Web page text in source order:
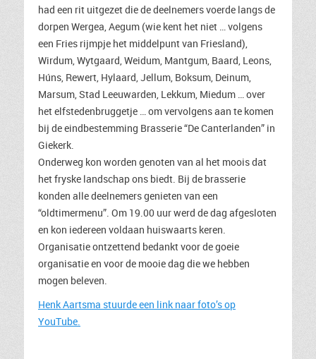
had een rit uitgezet die de deelnemers voerde langs de
dorpen Wergea, Aegum (wie kent het niet … volgens
een Fries rijmpje het middelpunt van Friesland),
Wirdum, Wytgaard, Weidum, Mantgum, Baard, Leons,
Húns, Rewert, Hylaard, Jellum, Boksum, Deinum,
Marsum, Stad Leeuwarden, Lekkum, Miedum … over
het elfstedenbruggetje … om vervolgens aan te komen
bij de eindbestemming Brasserie “De Canterlanden” in
Giekerk.
Onderweg kon worden genoten van al het moois dat
het fryske landschap ons biedt. Bij de brasserie
konden alle deelnemers genieten van een
“oldtimermenu”. Om 19.00 uur werd de dag afgesloten
en kon iedereen voldaan huiswaarts keren.
Organisatie ontzettend bedankt voor de goeie
organisatie en voor de mooie dag die we hebben
mogen beleven.
Henk Aartsma stuurde een link naar foto’s op
YouTube.